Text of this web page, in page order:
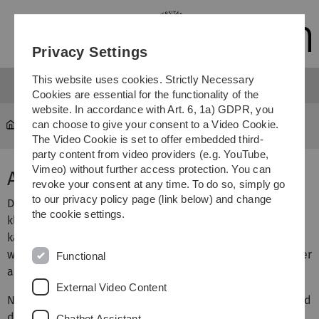
Skip
Skip
Skip
Skip
Courses ... Analysis 3
Analysis 3
Die Vorlesung beschäftigt sich mit den Grundlagen der
klassischen Vektoranalysis und der Fourieranalysis und
kann als Fortsetzung zur Vorlesung Analysis 2 verstanden
werden. Diese Vorlesung ist aber auch für höhere Semester
aus dem Bachelor geeignet.
Nach einer kurzen Wiederholung von Kurvenintegralen und
Privacy Settings
This website uses cookies. Strictly Necessary
Cookies are essential for the functionality of the
website. In accordance with Art. 6, 1a) GDPR, you
can choose to give your consent to a Video Cookie.
The Video Cookie is set to offer embedded third-
party content from video providers (e.g. YouTube,
Vimeo) without further access protection. You can
revoke your consent at any time. To do so, simply go
to our privacy policy page (link below) and change
the cookie settings.
Functional
External Video Content